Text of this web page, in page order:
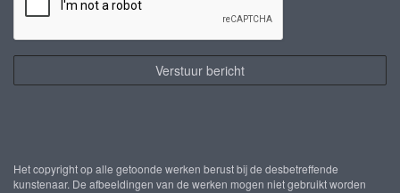
Het copyright op alle getoonde werken berust bij de desbetreffende
kunstenaar. De afbeeldingen van de werken mogen niet gebruikt worden